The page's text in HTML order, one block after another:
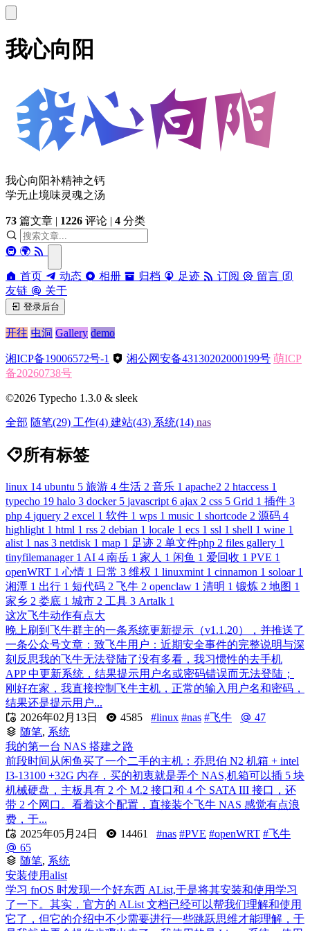
我心向阳
我心向阳补精神之钙
学无止境味灵魂之汤
73 篇文章 | 1226 评论 | 4 分类
🚇 🌍
首页 动态 相册 归档 足迹 订阅
留言
友链
关于
登录后台
开往 虫洞 Gallery demo
湘ICP备19006572号-1 湘公网安备43130202000199号 萌ICP
备20260738号
©2026 Typecho 1.3.0 & sleek
全部 随笔(29) 工作(4) 建站(43) 系统(14) nas
所有标签
linux 14 ubuntu 5 旅游 4 生活 2 音乐 1 apache2 2 htaccess 1
typecho 19 halo 3 docker 5 javascript 6 ajax 2 css 5 Grid 1 插件 3
php 4 jquery 2 excel 1 软件 1 wps 1 music 1 shortcode 2 源码 4
highlight 1 html 1 rss 2 debian 1 locale 1 ecs 1 ssl 1 shell 1 wine 1
alist 1 nas 3 netdisk 1 map 1 足迹 2 单文件php 2 files gallery 1
tinyfilemanager 1 AI 4 南岳 1 家人 1 闲鱼 1 爱回收 1 PVE 1
openWRT 1 心情 1 日常 3 维权 1 linuxmint 1 cinnamon 1 soloar 1
湘潭 1 出行 1 短代码 2 飞牛 2 openclaw 1 清明 1 锻炼 2 地图 1
家乡 2 娄底 1 城市 2 工具 3 Artalk 1
这次飞牛动作有点大
晚上刷到飞牛群主的一条系统更新提示（v1.1.20），并推送了
一条公众号文章：致飞牛用户：近期安全事件的完整说明与深
刻反思我的飞牛无法登陆了没有多看，我习惯性的去手机
APP 中更新系统，结果提示用户名或密码错误而无法登陆；
刚好在家，我直接控制飞牛主机，正常的输入用户名和密码，
结果还是提示用户...
 2026年02月13日 4585 #linux #nas #飞牛
47
随笔, 系统
我的第一台 NAS 搭建之路
前段时间从闲鱼买了一个二手的主机：乔思伯 N2 机箱 + intel
I3-13100 +32G 内存，买的初衷就是弄个 NAS,机箱可以插 5 块
机械硬盘，主板具有 2 个 M.2 接口和 4 个 SATA III 接口，还
带 2 个网口。看着这个配置，直接装个飞牛 NAS 感觉有点浪
费，于...
 2025年05月24日 14461 #nas #PVE #openWRT #飞牛
65
随笔, 系统
安装使用alist
学习 fnOS 时发现一个好东西 AList,于是将其安装和使用学习
了一下。其实，官方的 AList 文档已经可以帮我们理解和使用
它了，但它的介绍中不少需要进行一些跳跃思维才能理解，于